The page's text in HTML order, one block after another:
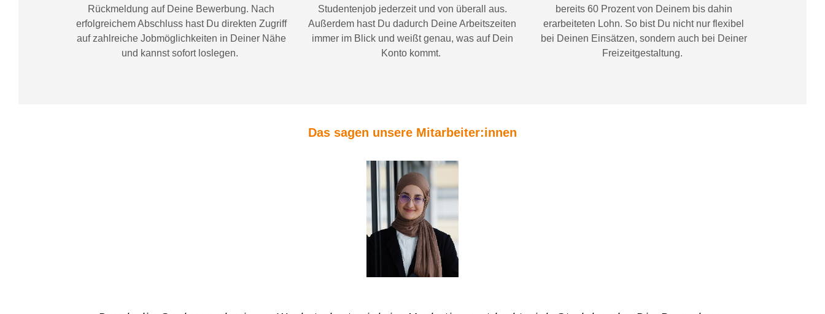
Rückmeldung auf Deine Bewerbung. Nach
erfolgreichem Abschluss hast Du direkten Zugriff
auf zahlreiche Jobmöglichkeiten in Deiner Nähe
und kannst sofort loslegen.
Studentenjob jederzeit und von überall aus.
Außerdem hast Du dadurch Deine Arbeitszeiten
immer imBlick und weißtgenau, was auf Dein
Konto kommt.
bereits 60 Prozent von Deinem bis dahin
erarbeiteten Lohn. So bist Du nicht nur flexibel
bei Deinen Einsätzen, sondern auch bei Deiner
Freizeitgestaltung.
Das sagen unsere Mitarbeiter:innen